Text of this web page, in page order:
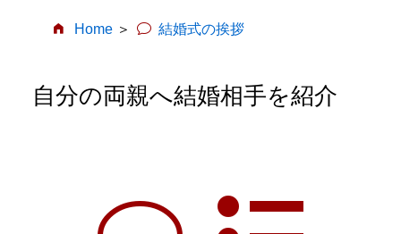
Home 結婚式の挨拶
自分の両親へ結婚相手を紹介